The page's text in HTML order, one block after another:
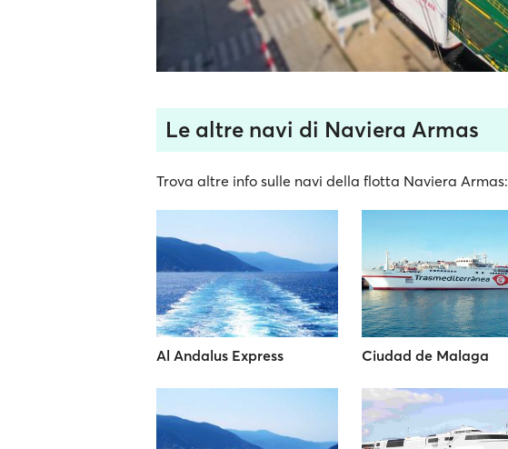
Le altre navi di Naviera Armas
Trova altre info sulle navi della flotta Naviera Armas:
Al Andalus Express Ciudad de Malaga